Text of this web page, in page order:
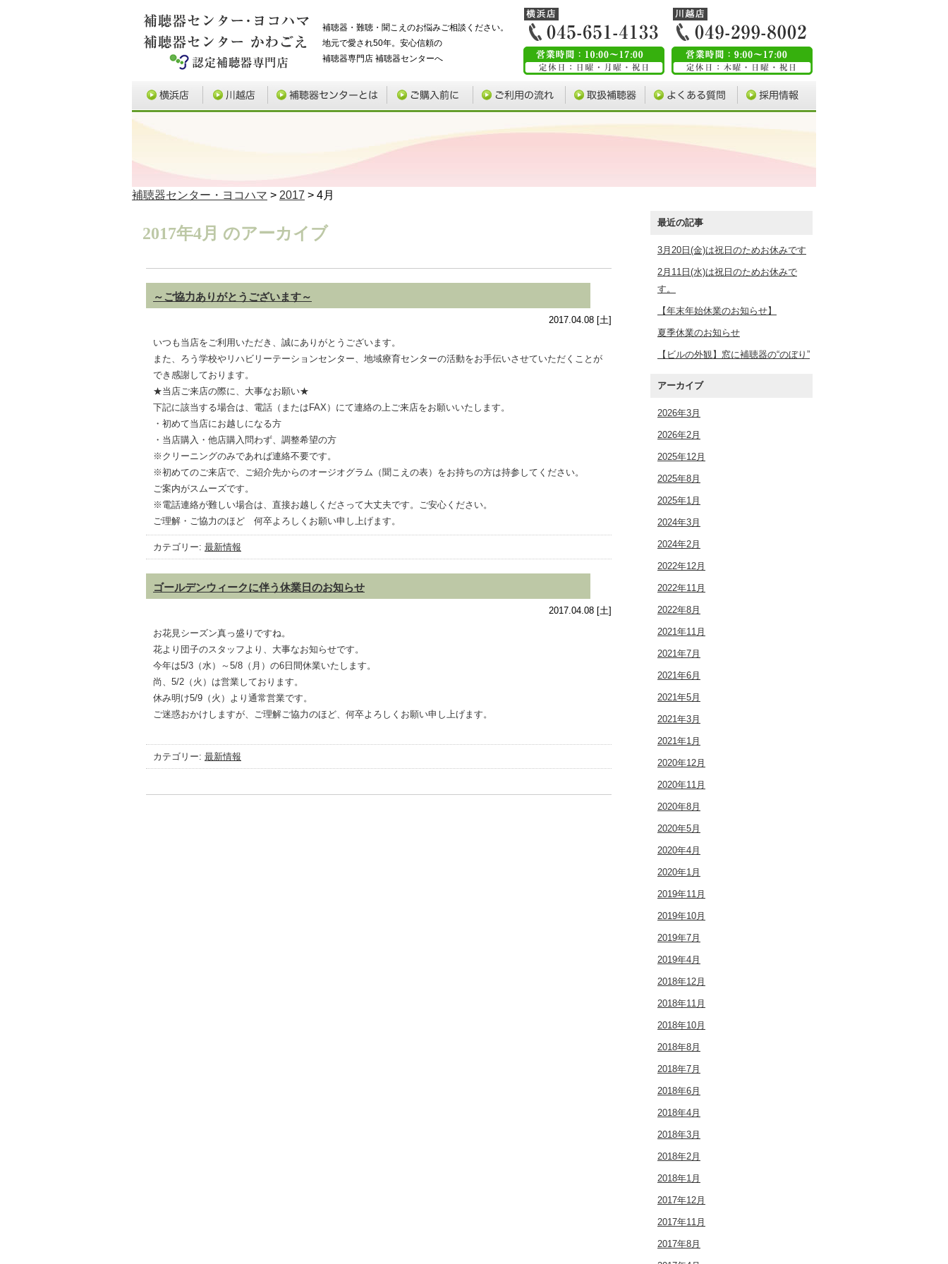
補聴器・難聴・聞こえのお悩みご相談ください。
地元で愛され50年。安心信頼の
補聴器専門店 補聴器センターへ
補聴器センター・ヨコハマ > 2017 > 4月
2017年4月 のアーカイブ
～ご協力ありがとうございます～
2017.04.08 [土]
いつも当店をご利用いただき、誠にありがとうございます。
また、ろう学校やリハビリーテーションセンター、地域療育センターの活動をお手伝いさせていただくことが
でき感謝しております。
★当店ご来店の際に、大事なお願い★
下記に該当する場合は、電話（またはFAX）にて連絡の上ご来店をお願いいたします。
・初めて当店にお越しになる方
・当店購入・他店購入問わず、調整希望の方
※クリーニングのみであれば連絡不要です。
※初めてのご来店で、ご紹介先からのオージオグラム（聞こえの表）をお持ちの方は持参してください。
ご案内がスムーズです。
※電話連絡が難しい場合は、直接お越しくださって大丈夫です。ご安心ください。
ご理解・ご協力のほど 何卒よろしくお願い申し上げます。
カテゴリー: 最新情報
ゴールデンウィークに伴う休業日のお知らせ
2017.04.08 [土]
お花見シーズン真っ盛りですね。
花より団子のスタッフより、大事なお知らせです。
今年は5/3（水）～5/8（月）の6日間休業いたします。
尚、5/2（火）は営業しております。
休み明け5/9（火）より通常営業です。
ご迷惑おかけしますが、ご理解ご協力のほど、何卒よろしくお願い申し上げます。
カテゴリー: 最新情報
最近の記事
3月20日(金)は祝日のためお休みです
2月11日(水)は祝日のためお休みで
す。
【年末年始休業のお知らせ】
夏季休業のお知らせ
【ビルの外観】窓に補聴器の“のぼり”
アーカイブ
2026年3月
2026年2月
2025年12月
2025年8月
2025年1月
2024年3月
2024年2月
2022年12月
2022年11月
2022年8月
2021年11月
2021年7月
2021年6月
2021年5月
2021年3月
2021年1月
2020年12月
2020年11月
2020年8月
2020年5月
2020年4月
2020年1月
2019年11月
2019年10月
2019年7月
2019年4月
2018年12月
2018年11月
2018年10月
2018年8月
2018年7月
2018年6月
2018年4月
2018年3月
2018年2月
2018年1月
2017年12月
2017年11月
2017年8月